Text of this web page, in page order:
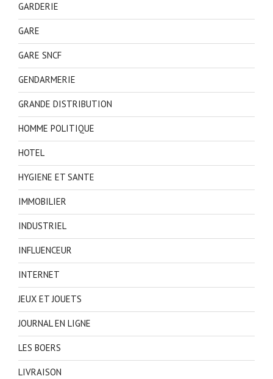
GARDERIE
GARE
GARE SNCF
GENDARMERIE
GRANDE DISTRIBUTION
HOMME POLITIQUE
HOTEL
HYGIENE ET SANTE
IMMOBILIER
INDUSTRIEL
INFLUENCEUR
INTERNET
JEUX ET JOUETS
JOURNAL EN LIGNE
LES BOERS
LIVRAISON